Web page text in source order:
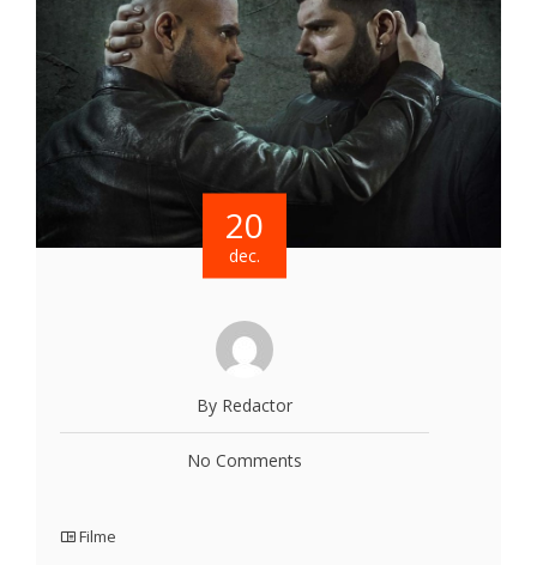
20
dec.
By Redactor
No Comments
Filme